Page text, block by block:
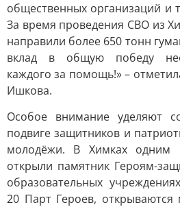
общественных организаций и
За время проведения СВО из
направили более 650 тонн
вклад в общую победу
каждого за помощь!» –
Ишкова.
Особое внимание уделяют
подвиге защитников и
молодёжи. В Химках одним
открыли памятник Героям-
образовательных
20 Парт Героев,